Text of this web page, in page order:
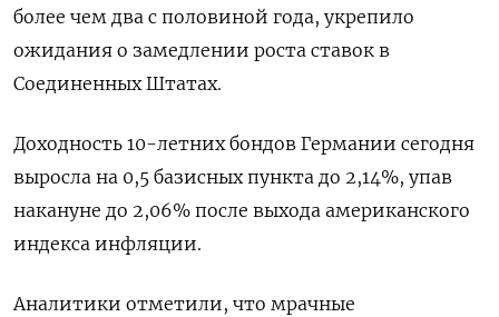
более чем два с половиной года, укрепило
ожидания о замедлении роста ставок в
Соединенных Штатах.
Доходность 10-летних бондов Германии сегодня
выросла на 0,5 базисных пункта до 2,14%, упав
накануне до 2,06% после выхода американского
индекса инфляции.
Аналитики отметили, что мрачные